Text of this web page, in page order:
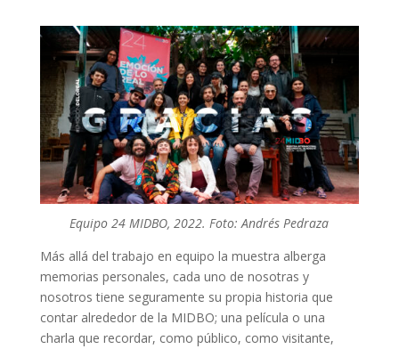
Equipo 24 MIDBO, 2022. Foto: Andrés Pedraza
Más allá del trabajo en equipo la muestra alberga
memorias personales, cada uno de nosotras y
nosotros tiene seguramente su propia historia que
contar alrededor de la MIDBO; una película o una
charla que recordar, como público, como visitante,